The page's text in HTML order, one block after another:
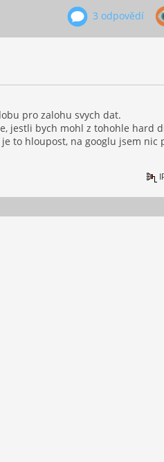
3 odpovědí
pro zalohu svych dat.
jestli bych mohl z tohohle hard
to hloupost, na googlu jsem nic